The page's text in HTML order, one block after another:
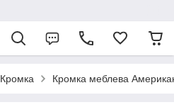
Кромка Кромка меблева